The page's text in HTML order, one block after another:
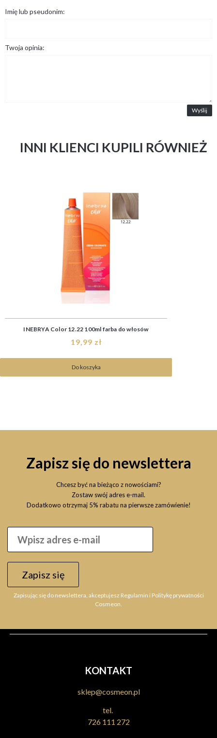
Imię lub pseudonim:
Twoja opinia:
Wyślij
INNI KLIENCI KUPILI RÓWNIEŻ
INEBRYA Color 12.22 100ml farba do włosów
19,99 zł
Do koszyka
FANOLA Oro Therapy 24k Color Keratin 6.3 100ml farba
bez amoniaku z keratyną, złotem koloidalnym i olejkiem
arganowym
Do koszyka
Zapisz się do newslettera
Chcesz być na bieżąco z nowościami?
Zostaw swój adres e-mail.
Dodatkowo otrzymaj 5% rabatu na pierwsze zamówienie!
Zapisz się
Zapisując się do newslettera, akceptujesz Regulamin i Politykę prywatności
Cosmeon.
KONTAKT
sklep@cosmeon.pl
tel.
726 111 272